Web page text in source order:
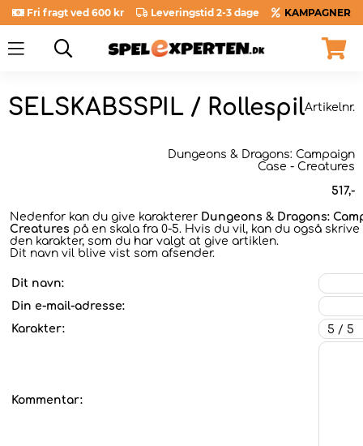
Fri fragt ved 600 kr Leveringstid 2-3 dage KAMPAGNER
SELSKABSSPIL / RollespilArtikelnr.
Dungeons & Dragons: Campaign
Case - Creatures
517,-
Nedenfor kan du give karakterer Dungeons & Dragons:
Creatures på en skala fra 0-5. Hvis du vil, kan du også
den karakter, som du har valgt at give artiklen.
Dit navn vil blive vist som afsender.
Dit navn:
Din e-mail-adresse:
Karakter:
Kommentar: